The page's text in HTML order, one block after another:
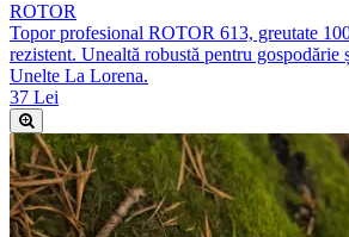
ROTOR
Topor profesional ROTOR 613, greutate
rezistent. Unealtă robustă pentru gospodărie
Unelte La Lorena.
37 Lei